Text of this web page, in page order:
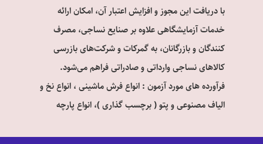
با دریافت این مجوز و افزایش اعتبار آن، امکان ارائه
خدمات آزمایشگاهی علاوه بر صنایع نساجی، مصرف
کنندگان و بازرگانان، به گمرکات و شرکت‌های بازرسی
کالاهای نساجی وارداتی و صادراتی فراهم می‌شود.
فرآورده های مورد آزمون : انواع فرش ماشینی ، انواع نخ و
الیاف مصنوعی و پتو ( برچسب گذاری)، انواع پارچه